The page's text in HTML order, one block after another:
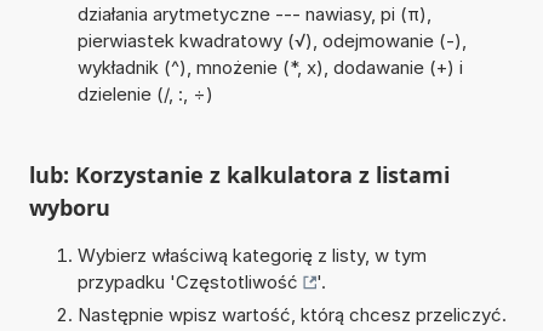
działania arytmetyczne --- nawiasy, pi (π),
pierwiastek kwadratowy (√), odejmowanie (-),
wykładnik (^), mnożenie (*, x), dodawanie (+) i
dzielenie (/, :, ÷)
lub: Korzystanie z kalkulatora z listami
wyboru
Wybierz właściwą kategorię z listy, w tym
przypadku 'Częstotliwość
'.
Następnie wpisz wartość, którą chcesz przeliczyć.